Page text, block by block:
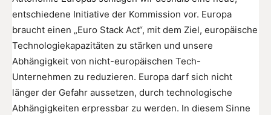
entschiedene Initiative der Kommission vor. Europa
braucht einen „Euro Stack Act“, mit dem Ziel, europäische
Technologiekapazitäten zu stärken und unsere
Abhängigkeit von nicht-europäischen Tech-
Unternehmen zu reduzieren. Europa darf sich nicht
länger der Gefahr aussetzen, durch technologische
Abhängigkeiten erpressbar zu werden. In diesem Sinne